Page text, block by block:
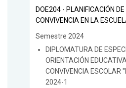
DOE204 - PLANIFICACIÓN
CONVIVENCIA EN LA
Semestre 2024
DIPLOMATURA DE
ORIENTACIÓN
CONVIVENCIA ESCOLAR
2024-1